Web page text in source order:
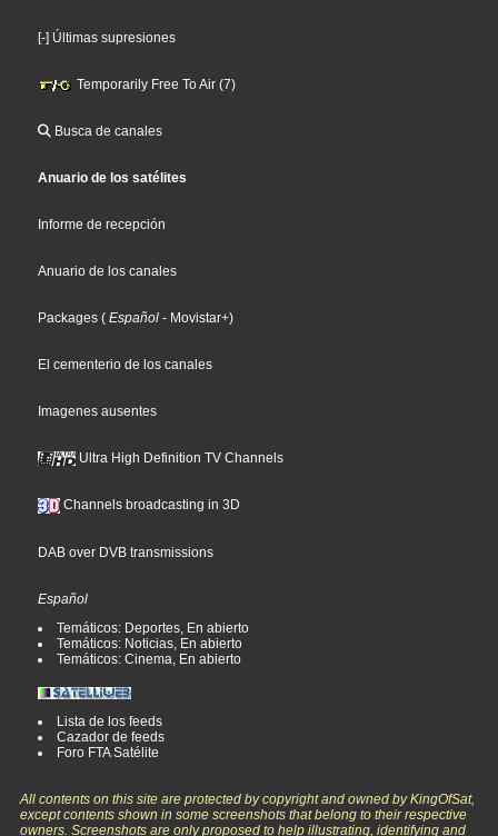
[-] Últimas supresiones
Temporarily Free To Air (7)
Busca de canales
Anuario de los satélites
Informe de recepción
Anuario de los canales
Packages ( Español - Movistar+)
El cementerio de los canales
Imagenes ausentes
Ultra High Definition TV Channels
Channels broadcasting in 3D
DAB over DVB transmissions
Español
Temáticos: Deportes, En abierto
Temáticos: Noticias, En abierto
Temáticos: Cinema, En abierto
Lista de los feeds
Cazador de feeds
Foro FTA Satélite
All contents on this site are protected by copyright and owned by KingOfSat,
except contents shown in some screenshots that belong to their respective
owners. Screenshots are only proposed to help illustrating, identifying and